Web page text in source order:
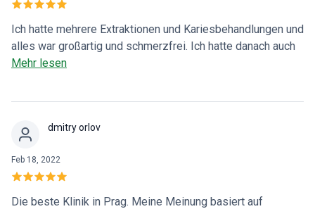
Ich hatte mehrere Extraktionen und Kariesbehandlungen und
alles war großartig und schmerzfrei. Ich hatte danach auch
keinerlei Komplikationen. Beide Ärzte waren sehr
Mehr lesen
dmitry orlov
Feb 18, 2022
Die beste Klinik in Prag. Meine Meinung basiert auf